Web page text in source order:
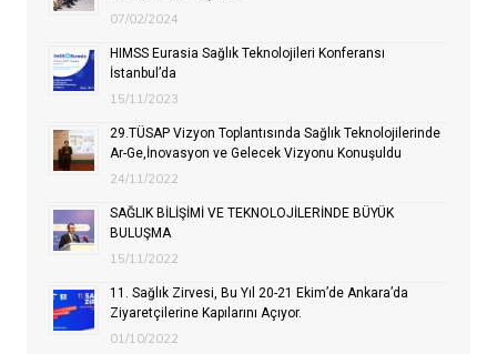
07/02/2024
HIMSS Eurasia Sağlık Teknolojileri Konferansı
İstanbul’da
15/11/2023
29.TÜSAP Vizyon Toplantısında Sağlık Teknolojilerinde
Ar-Ge,İnovasyon ve Gelecek Vizyonu Konuşuldu
24/11/2022
SAĞLIK BİLİŞİMİ VE TEKNOLOJİLERİNDE BÜYÜK
BULUŞMA
15/11/2022
11. Sağlık Zirvesi, Bu Yıl 20-21 Ekim’de Ankara’da
Ziyaretçilerine Kapılarını Açıyor.
01/10/2022